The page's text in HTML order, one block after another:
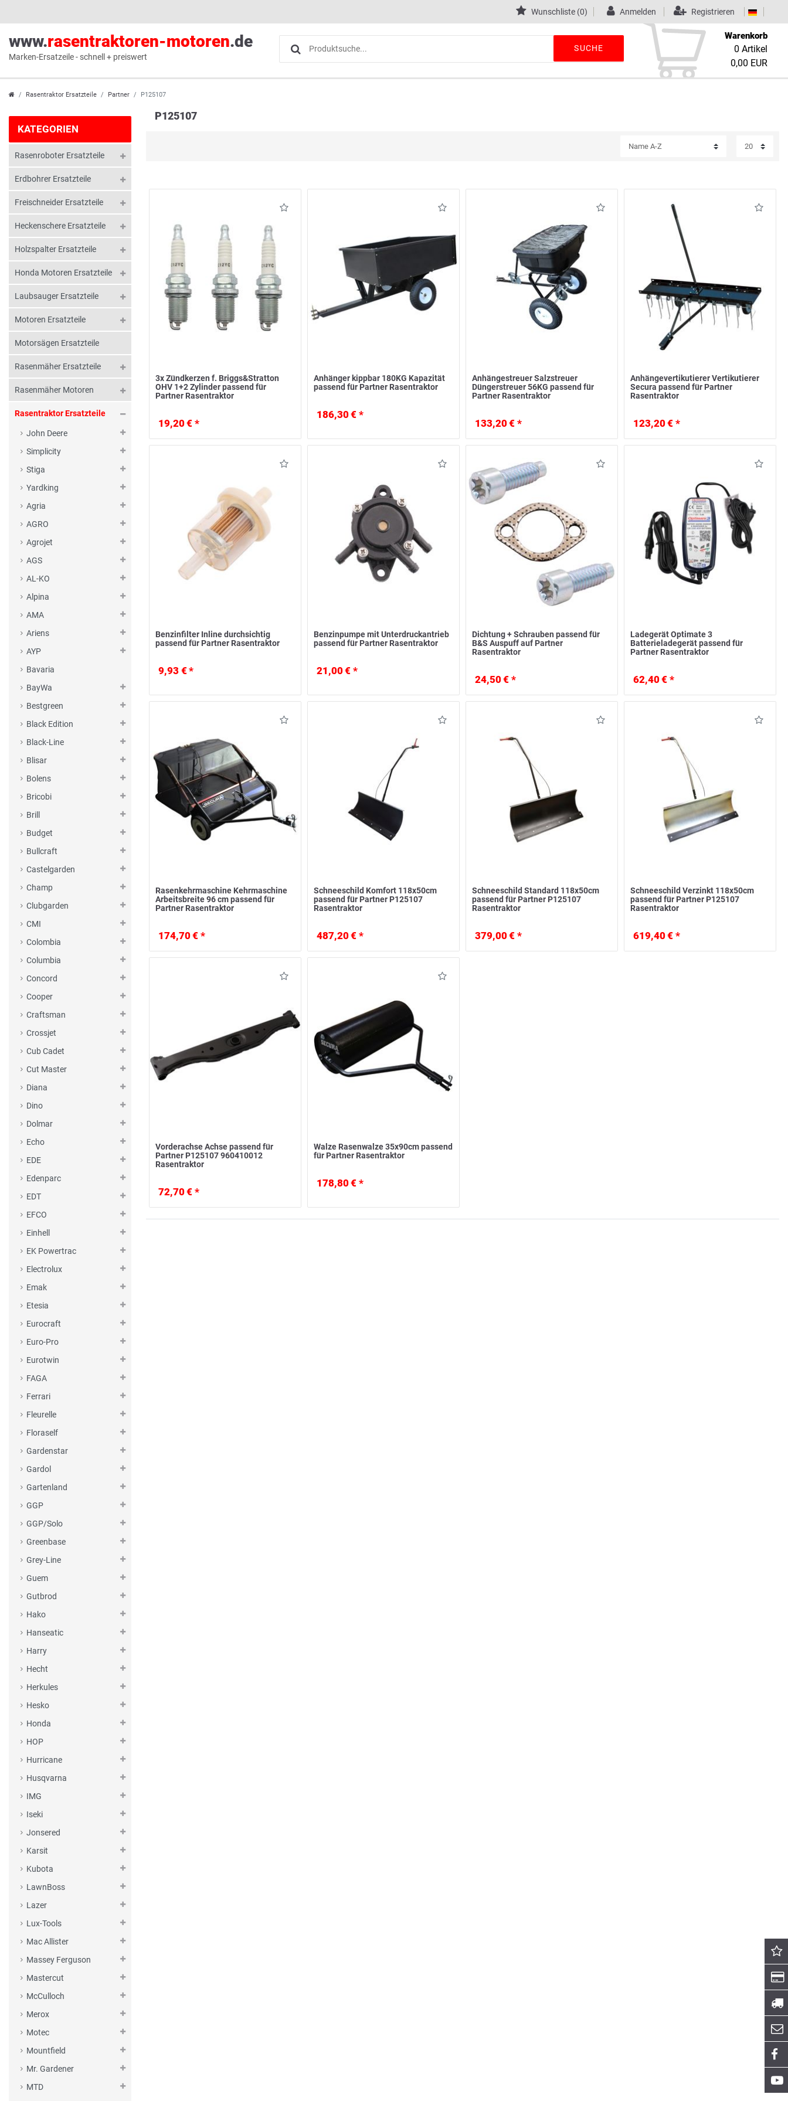
Wunschliste (0) Anmelden Registrieren
www.rasentraktoren-motoren.de
Marken-Ersatzeile - schnell + preiswert
SUCHE
Warenkorb
0 Artikel
0,00 EUR
Rasentraktor Ersatzteile Partner P125107
KATEGORIEN
Rasenroboter Ersatzteile
Erdbohrer Ersatzteile
Freischneider Ersatzteile
Heckenschere Ersatzteile
Holzspalter Ersatzteile
Honda Motoren Ersatzteile
Laubsauger Ersatzteile
Motoren Ersatzteile
Motorsägen Ersatzteile
Rasenmäher Ersatzteile
Rasenmäher Motoren
Rasentraktor Ersatzteile
John Deere
Simplicity
Stiga
Yardking
Agria
AGRO
Agrojet
AGS
AL-KO
Alpina
AMA
Ariens
AYP
Bavaria
BayWa
Bestgreen
Black Edition
Black-Line
Blisar
Bolens
Bricobi
Brill
Budget
Bullcraft
Castelgarden
Champ
Clubgarden
CMI
Colombia
Columbia
Concord
Cooper
Craftsman
Crossjet
Cub Cadet
Cut Master
Diana
Dino
Dolmar
Echo
EDE
Edenparc
EDT
EFCO
Einhell
EK Powertrac
Electrolux
Emak
Etesia
Eurocraft
Euro-Pro
Eurotwin
FAGA
Ferrari
Fleurelle
Floraself
Gardenstar
Gardol
Gartenland
GGP
GGP/Solo
Greenbase
Grey-Line
Guem
Gutbrod
Hako
Hanseatic
Harry
Hecht
Herkules
Hesko
Honda
HOP
Hurricane
Husqvarna
IMG
Iseki
Jonsered
Karsit
Kubota
LawnBoss
Lazer
Lux-Tools
Mac Allister
Massey Ferguson
Mastercut
McCulloch
Merox
Motec
Mountfield
Mr. Gardener
MTD
P125107
3x Zündkerzen f. Briggs&Stratton
OHV 1+2 Zylinder passend für
Partner Rasentraktor
19,20 € *
Anhänger kippbar 180KG Kapazität
passend für Partner Rasentraktor
186,30 € *
Anhängestreuer Salzstreuer
Düngerstreuer 56KG passend für
Partner Rasentraktor
133,20 € *
Anhängevertikutierer Vertikutierer
Secura passend für Partner
Rasentraktor
123,20 € *
Benzinfilter Inline durchsichtig
passend für Partner Rasentraktor
9,93 € *
Benzinpumpe mit Unterdruckantrieb
passend für Partner Rasentraktor
21,00 € *
Dichtung + Schrauben passend für
B&S Auspuff auf Partner
Rasentraktor
24,50 € *
Ladegerät Optimate 3
Batterieladegerät passend für
Partner Rasentraktor
62,40 € *
Rasenkehrmaschine Kehrmaschine
Arbeitsbreite 96 cm passend für
Partner Rasentraktor
174,70 € *
Schneeschild Komfort 118x50cm
passend für Partner P125107
Rasentraktor
487,20 € *
Schneeschild Standard 118x50cm
passend für Partner P125107
Rasentraktor
379,00 € *
Schneeschild Verzinkt 118x50cm
passend für Partner P125107
Rasentraktor
619,40 € *
Vorderachse Achse passend für
Partner P125107 960410012
Rasentraktor
72,70 € *
Walze Rasenwalze 35x90cm passend
für Partner Rasentraktor
178,80 € *